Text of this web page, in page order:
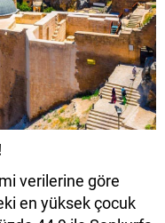
verilerine göre
en yüksek çocuk